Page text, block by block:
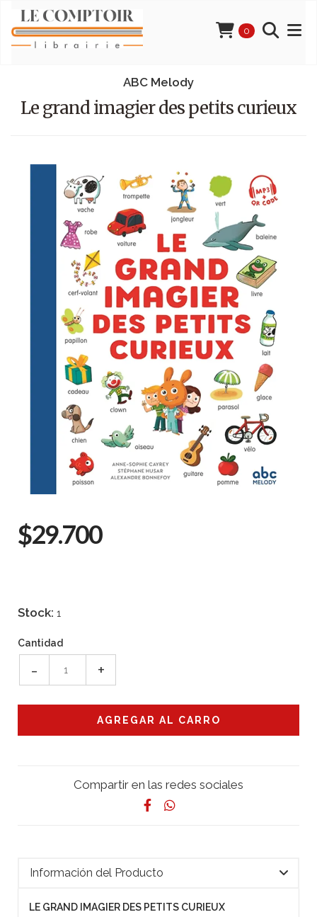
0
ABC Melody
Le grand imagier des petits curieux
$29.700
Stock: 1
Cantidad
- +
Compartir en las redes sociales
Información del Producto
LE GRAND IMAGIER DES PETITS CURIEUX